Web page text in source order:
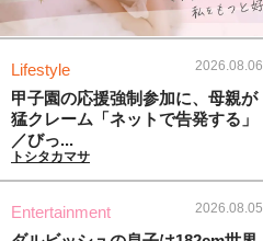
Lifestyle 2026.08.06
甲子園の応援強制参加に、母親が
猛クレーム「ネットで告発する」
／びっ...
トシタカマサ
Entertainment 2026.08.05